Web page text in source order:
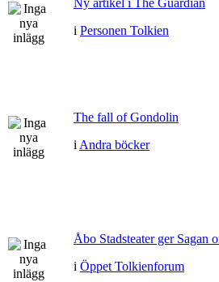
Ny artikel i The Guardian
i Personen Tolkien
The fall of Gondolin
i Andra böcker
Åbo Stadsteater ger Sagan
i Öppet Tolkienforum